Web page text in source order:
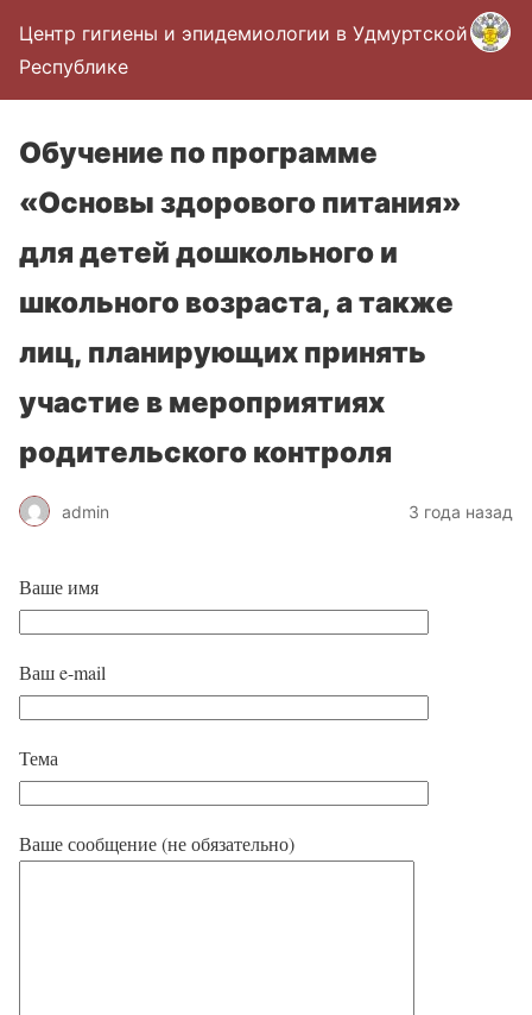
Центр гигиены и эпидемиологии в Удмуртской
Республике
Обучение по программе
«Основы здорового питания»
для детей дошкольного и
школьного возраста, а также
лиц, планирующих принять
участие в мероприятиях
родительского контроля
admin 3 года назад
Ваше имя
Ваш e-mail
Тема
Ваше сообщение (не обязательно)